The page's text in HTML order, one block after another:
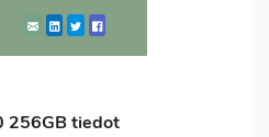
256GB tiedot